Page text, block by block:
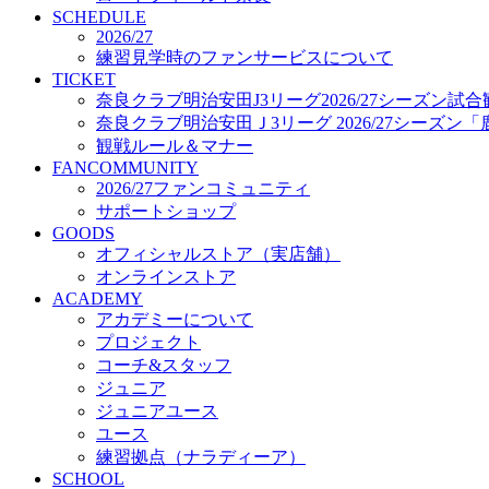
プロジェクト
コーチ&スタッフ
ジュニア
ジュニアユース
ユース
練習拠点（ナラディーア）
SCHOOL
CLUB
2026/27 パートナー企業
パートナー募集
クラブ理念
クラブ情報
サステナビリティ
Web制作支援
応援プロジェクト
SCHEDULE
2026/27
練習見学時のファンサービスについて
TICKET
奈良クラブ明治安田J3リーグ2026/27シーズン試合
奈良クラブ明治安田Ｊ3リーグ 2026/27シーズン「
観戦ルール＆マナー
FANCOMMUNITY
2026/27ファンコミュニティ
サポートショップ
GOODS
オフィシャルストア（実店舗）
オンラインストア
ACADEMY
アカデミーについて
プロジェクト
コーチ&スタッフ
ジュニア
ジュニアユース
ユース
練習拠点（ナラディーア）
SCHOOL